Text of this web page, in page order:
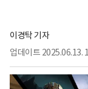
이경탁 기자
업데이트 2025.06.13.